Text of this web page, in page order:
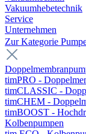
Vakuumhebetechnik
Service
Unternehmen
Zur Kategorie
timPRO -
timCLASSIC -
timCHEM -
timBOOST -
Kolbenpumpen